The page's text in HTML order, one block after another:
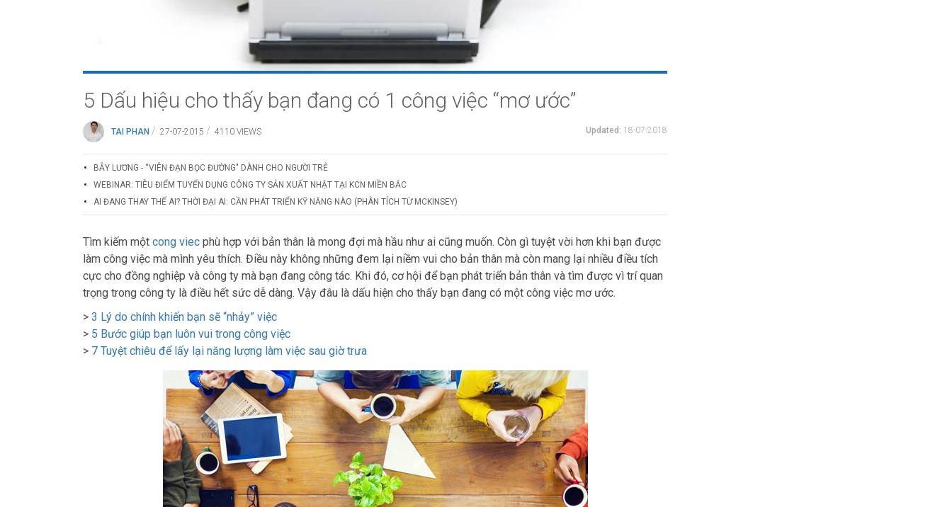
5 Dấu hiệu cho thấy bạn đang có 1 công việc “mơ ước”
TAI PHAN / 27-07-2015 / 4110 VIEWS Updated: 18-07-2018
BẪY LƯƠNG - “VIÊN ĐẠN BỌC ĐƯỜNG" DÀNH CHO NGƯỜI TRẺ
WEBINAR: TIÊU ĐIỂM TUYỂN DỤNG CÔNG TY SẢN XUẤT NHẬT TẠI KCN MIỀN BẮC
AI ĐANG THAY THẾ AI? THỜI ĐẠI AI: CẦN PHÁT TRIỂN KỸ NĂNG NÀO (PHÂN TÍCH TỪ MCKINSEY)
Tìm kiếm một cong viec phù hợp với bản thân là mong đợi mà hầu như ai cũng muốn. Còn gì tuyệt vời hơn khi bạn được
làm công việc mà mình yêu thích. Điều này không những đem lại niềm vui cho bản thân mà còn mang lại nhiều điều tích
cực cho đồng nghiệp và công ty mà bạn đang công tác. Khi đó, cơ hội để bạn phát triển bản thân và tìm được vì trí quan
trọng trong công ty là điều hết sức dễ dàng. Vậy đâu là dấu hiện cho thấy bạn đang có một công việc mơ ước.
> 3 Lý do chính khiến bạn sẽ “nhảy” việc
> 5 Bước giúp bạn luôn vui trong công việc
> 7 Tuyệt chiêu để lấy lại năng lượng làm việc sau giờ trưa